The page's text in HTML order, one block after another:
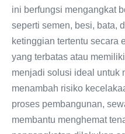
ini berfungsi mengangkat
seperti semen, besi, bata,
ketinggian tertentu secara
yang terbatas atau
menjadi solusi ideal untuk
menambah risiko
proses pembangunan,
membantu menghemat